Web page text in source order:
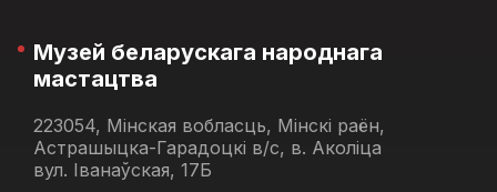
Музей беларускага народнага
мастацтва
223054, Мінская вобласць, Мінскі раён,
Астрашыцка-Гарадоцкі в/с, в. Аколіца
вул. Іванаўская, 17Б